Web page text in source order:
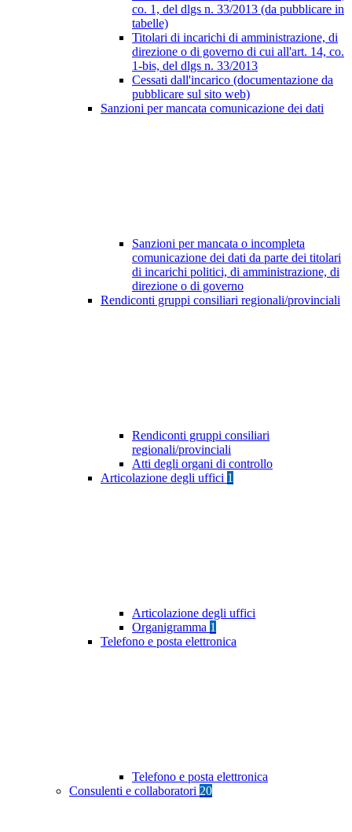
co. 1, del dlgs n. 33/2013 (da pubblicare in
tabelle)
Titolari di incarichi di amministrazione, di
direzione o di governo di cui all'art. 14, co.
1-bis, del dlgs n. 33/2013
Cessati dall'incarico (documentazione da
pubblicare sul sito web)
Sanzioni per mancata comunicazione dei dati
Sanzioni per mancata o incompleta
comunicazione dei dati da parte dei titolari
di incarichi politici, di amministrazione, di
direzione o di governo
Rendiconti gruppi consiliari regionali/provinciali
Rendiconti gruppi consiliari
regionali/provinciali
Atti degli organi di controllo
Articolazione degli uffici 1
Articolazione degli uffici
Organigramma 1
Telefono e posta elettronica
Telefono e posta elettronica
Consulenti e collaboratori 20